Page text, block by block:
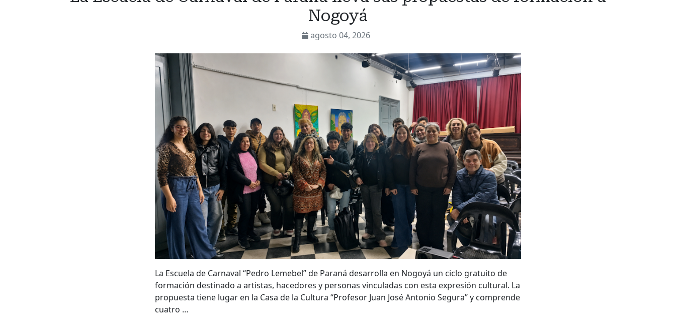
Nogoyá
agosto 04, 2026
La Escuela de Carnaval “Pedro Lemebel” de Paraná desarrolla en Nogoyá un ciclo gratuito de
formación destinado a artistas, hacedores y personas vinculadas con esta expresión cultural. La
propuesta tiene lugar en la Casa de la Cultura “Profesor Juan José Antonio Segura” y comprende
cuatro …